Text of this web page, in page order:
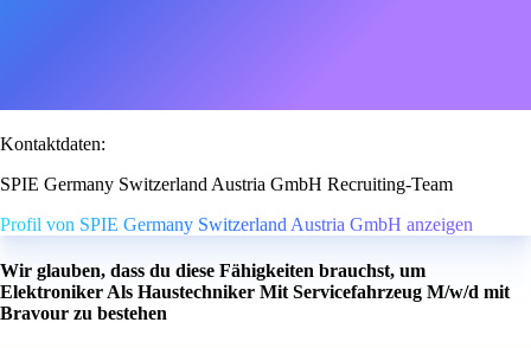
Kontaktdaten:
SPIE Germany Switzerland Austria GmbH Recruiting-Team
Profil von SPIE Germany Switzerland Austria GmbH anzeigen
Wir glauben, dass du diese Fähigkeiten brauchst, um
Elektroniker Als Haustechniker Mit Servicefahrzeug M/w/d mit
Bravour zu bestehen